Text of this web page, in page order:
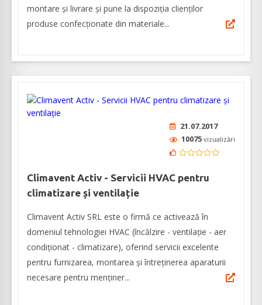
montare și livrare și pune la dispoziția clienților
produse confecționate din materiale...
21.07.2017
10075 vizualizări
Climavent Activ - Servicii HVAC pentru
climatizare și ventilație
Climavent Activ SRL este o firmă ce activează în
domeniul tehnologiei HVAC (încălzire - ventilație - aer
condiționat - climatizare), oferind servicii excelente
pentru furnizarea, montarea și întreținerea aparaturii
necesare pentru menținer...